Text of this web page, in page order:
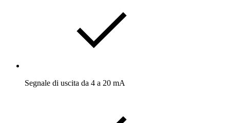
Segnale di uscita da 4 a 20 mA